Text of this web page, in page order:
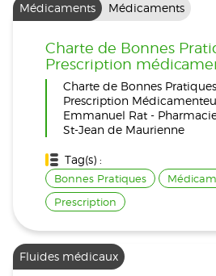
Médicaments Médicaments
Charte de Bonnes
Prescription
Charte de Bonnes
Prescription
Emmanuel Rat -
St-Jean de Maurienne
Tag(s) :
Bonnes Pratiques
Prescription
Fluides médicaux